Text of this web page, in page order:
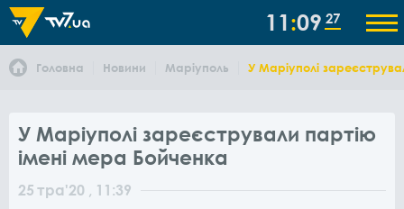
11 09 27
Головна Новини Маріуполь У Маріуполі
У Маріуполі зареєстрували партію
імені мера Бойченка
25 тра'20 , 11:39